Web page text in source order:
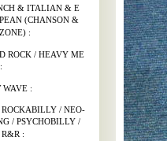
& ITALIAN & E
(CHANSON &
:
ROCK / HEAVY ME
WAVE :
ROCKABILLY / NEO-
/ PSYCHOBILLY /
: